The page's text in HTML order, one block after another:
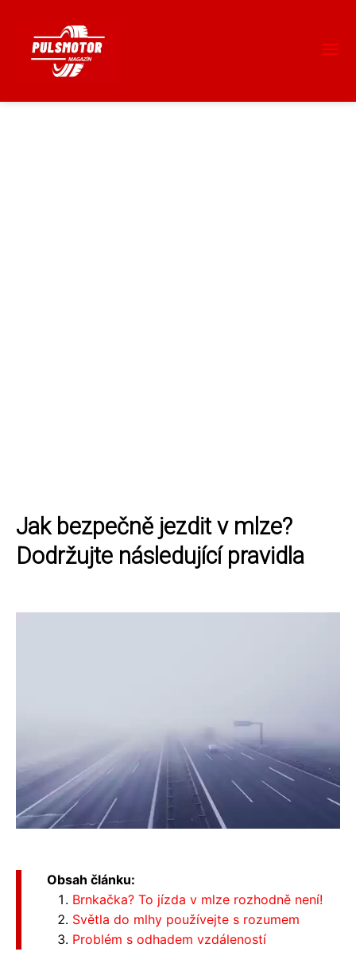
Jak bezpečně jezdit v mlze?
Dodržujte následující pravidla
Obsah článku:
Brnkačka? To jízda v mlze rozhodně není!
Světla do mlhy používejte s rozumem
Problém s odhadem vzdáleností